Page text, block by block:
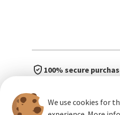
We use cookies for
100% secure